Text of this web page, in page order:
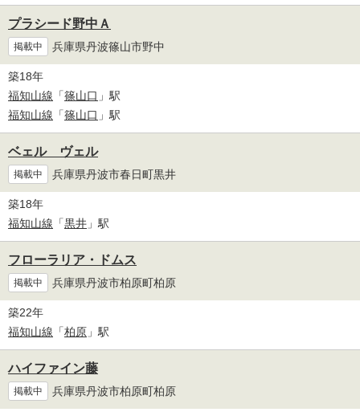
プラシード野中Ａ
掲載中 兵庫県丹波篠山市野中
築18年
福知山線 「篠山口 」駅
福知山線 「篠山口 」駅
ベェル ヴェル
掲載中 兵庫県丹波市春日町黒井
築18年
福知山線 「黒井 」駅
フローラリア・ドムス
掲載中 兵庫県丹波市柏原町柏原
築22年
福知山線 「柏原 」駅
ハイファイン藤
掲載中 兵庫県丹波市柏原町柏原